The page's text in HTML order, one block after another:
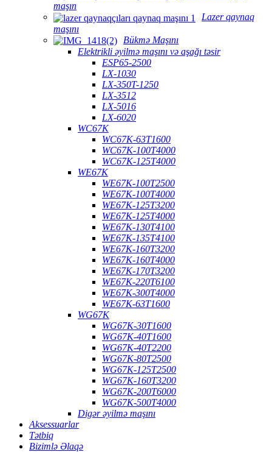
maşın
Lazer qaynaq
maşını
Bükmə Maşını
Elektrikli əyilmə maşını və aşağı təsir
ESP65-2500
LX-1030
LX-350T-1250
LX-3512
LX-5016
LX-6020
WC67K
WC67K-63T1600
WC67K-100T4000
WC67K-125T4000
WE67K
WE67K-100T2500
WE67K-100T4000
WE67K-125T3200
WE67K-125T4000
WE67K-130T4100
WE67K-135T4100
WE67K-160T3200
WE67K-160T4000
WE67K-170T3200
WE67K-220T6100
WE67K-300T4000
WE67K-63T1600
WG67K
WG67K-30T1600
WG67K-40T1600
WG67K-40T2200
WG67K-80T2500
WG67K-125T2500
WG67K-160T3200
WG67K-200T6000
WG67K-500T4000
Digər əyilmə maşını
Aksessuarlar
Tətbiq
Bizimlə Əlaqə